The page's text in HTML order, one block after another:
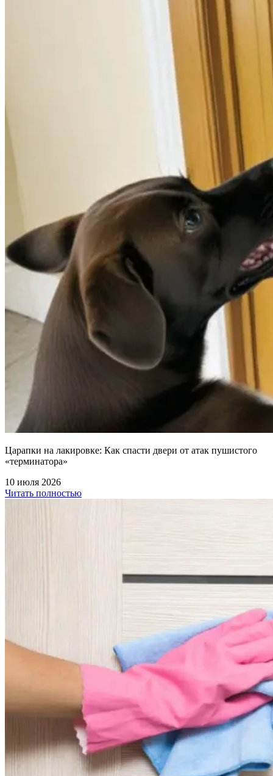
Царапки на лакировке: Как спасти двери от атак пушистого
«терминатора»
10 июля 2026
Читать полностью